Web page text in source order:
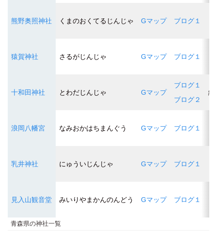
熊野奥照神社 くまのおくてるじんじゃ Gマップ ブログ１
猿賀神社 さるがじんじゃ Gマップ ブログ１
十和田神社 とわだじんじゃ Gマップ
ブログ１
ブログ２
縁
浪岡八幡宮 なみおかはちまんぐう Gマップ ブログ１
乳井神社 にゅういじんじゃ Gマップ ブログ１
見入山観音堂 みいりやまかんのんどう Gマップ ブログ１
青森県の神社一覧